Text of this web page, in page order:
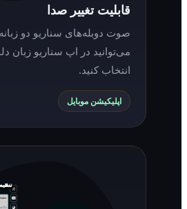
قابلیت تغییر صدا
صوت دوبله‌های سناریو دو زبانه است و
می‌توانید در اپ سناریو زبان دلخواه خود را
انتخاب کنید.
اپلیکیشن موبایل